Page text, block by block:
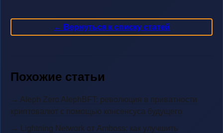
← Вернуться к списку статей
Похожие статьи
→ Aleph Zero AlephBFT: революция в приватности
криптовалют с помощью консенсуса будущего
→ Lightning Network от Amboss: как улучшить